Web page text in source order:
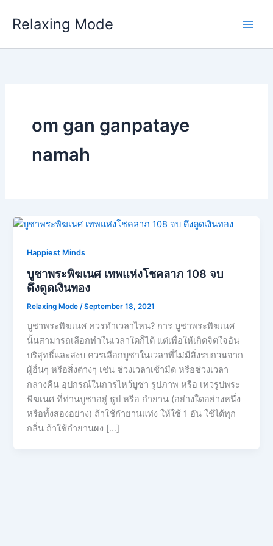
Relaxing Mode
om gan ganpataye
namah
Happiest Minds
บูชาพระพิฆเนศ เทพแห่งโชคลาภ 108 จบ
ดึงดูดเงินทอง
Relaxing Mode /September 18, 2021
บูชาพระพิฆเนศ ควรทำเวลาไหน? การ บูชาพระพิฆเนศ
นั้นสามารถเลือกทำในเวลาใดก็ได้ แต่เพื่อให้เกิดจิตใจอัน
บริสุทธิ์และสงบ ควรเลือกบูชาในเวลาที่ไม่มีสิ่งรบกวนจาก
ผู้อื่นๆ หรือสิ่งต่างๆ เช่น ช่วงเวลาเช้ามืด หรือช่วงเวลา
กลางคืน อุปกรณ์ในการไหว้บูชา รูปภาพ หรือ เทวรูปพระ
พิฆเนศ ที่ท่านบูชาอยู่ ธูป หรือ กำยาน (อย่างใดอย่างหนึ่ง
หรือทั้งสองอย่าง) ถ้าใช้กำยานแท่ง ให้ใช้ 1 อัน ใช้ได้ทุก
กลิ่น ถ้าใช้กำยานผง […]